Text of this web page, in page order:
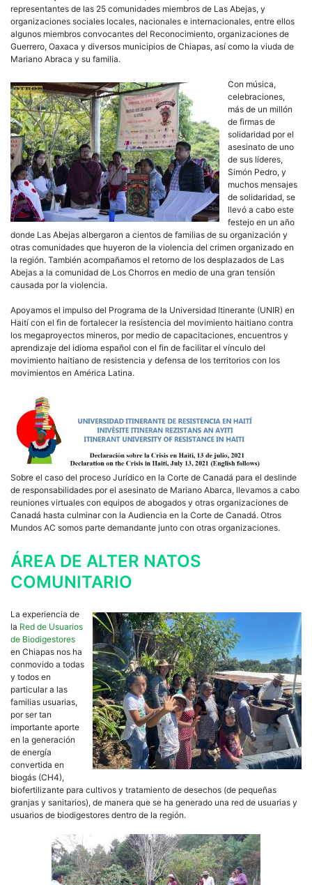
representantes de las 25 comunidades miembros de Las Abejas, y
organizaciones sociales locales, nacionales e internacionales, entre ellos
algunos miembros convocantes del Reconocimiento, organizaciones de
Guerrero, Oaxaca y diversos municipios de Chiapas, así como la viuda de
Mariano Abraca y su familia.
Con música,
celebraciones,
más de un millón
de firmas de
solidaridad por el
asesinato de uno
de sus líderes,
Simón Pedro, y
muchos mensajes
de solidaridad, se
llevó a cabo este
festejo en un año
donde Las Abejas albergaron a cientos de familias de su organización y
otras comunidades que huyeron de la violencia del crimen organizado en
la región. También acompañamos el retorno de los desplazados de Las
Abejas a la comunidad de Los Chorros en medio de una gran tensión
causada por la violencia.
Apoyamos el impulso del Programa de la Universidad Itinerante (UNIR) en
Haití con el fin de fortalecer la resistencia del movimiento haitiano contra
los megaproyectos mineros, por medio de capacitaciones, encuentros y
aprendizaje del idioma español con el fin de facilitar el vínculo del
movimiento haitiano de resistencia y defensa de los territorios con los
movimientos en América Latina.
Sobre el caso del proceso Jurídico en la Corte de Canadá para el deslinde
de responsabilidades por el asesinato de Mariano Abarca, llevamos a cabo
reuniones virtuales con equipos de abogados y otras organizaciones de
Canadá hasta culminar con la Audiencia en la Corte de Canadá. Otros
Mundos AC somos parte demandante junto con otras organizaciones.
ÁREA DE ALTER NATOS
COMUNITARIO
La experiencia de
la Red de Usuarios
de Biodigestores
en Chiapas nos ha
conmovido a todas
y todos en
particular a las
familias usuarias,
por ser tan
importante aporte
en la generación
de energía
convertida en
biogás (CH4),
biofertilizante para cultivos y tratamiento de desechos (de pequeñas
granjas y sanitarios), de manera que se ha generado una red de usuarias y
usuarios de biodigestores dentro de la región.